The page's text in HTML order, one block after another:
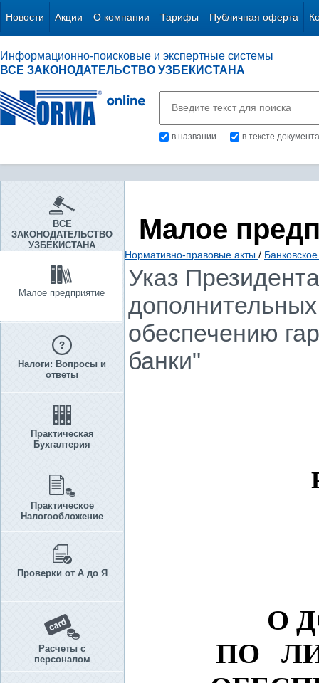
Новости Акции О компании Тарифы Публичная оферта
Информационно-поисковые и экспертные системы
ВСЕ ЗАКОНОДАТЕЛЬСТВО УЗБЕКИСТАНА
в названии в тексте документа
ВСЕ
ЗАКОНОДАТЕЛЬСТВО
УЗБЕКИСТАНА
Малое предприятие
Налоги: Вопросы и
ответы
Практическая
Бухгалтерия
Практическое
Налогообложение
Проверки от А до Я
Расчеты с
персоналом
Малое
Нормативно-правовые акты /
Указ
обеспечению
банки"
О
ПО